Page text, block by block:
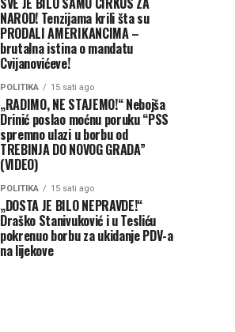
NAROD! Tenzijama krili šta su
PRODALI AMERIKANCIMA –
brutalna istina o mandatu
Cvijanovićeve!
POLITIKA 15 sati ago
„RADIMO, NE STAJEMO!“ Nebojša
Drinić poslao moćnu poruku “PSS
spremno ulazi u borbu od
TREBINJA DO NOVOG GRADA”
(VIDEO)
POLITIKA 15 sati ago
„DOSTA JE BILO NEPRAVDE!“
Draško Stanivuković i u Tesliću
pokrenuo borbu za ukidanje PDV-a
na lijekove